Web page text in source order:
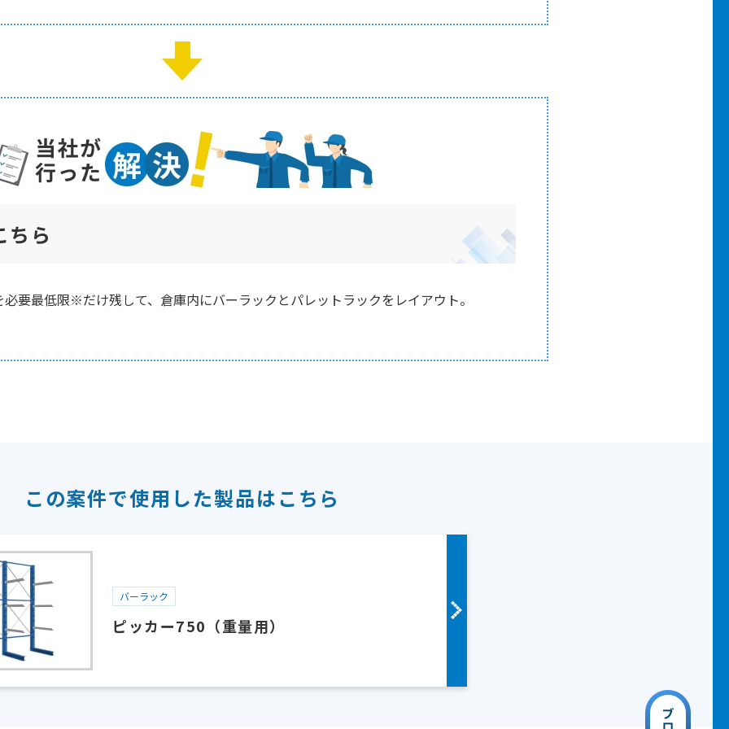
ちら
要最低限※だけ残して、倉庫内にバーラックとパレットラックをレイアウト。
この案件で使用した製品はこちら
バーラック
ピッカー750（重量用）